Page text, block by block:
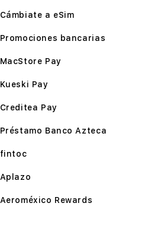
Cámbiate a eSim
Promociones bancarias
MacStore Pay
Kueski Pay
Creditea Pay
Préstamo Banco Azteca
fintoc
Aplazo
Aeroméxico Rewards